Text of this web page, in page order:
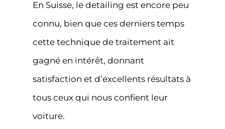
En Suisse, le detailing est encore peu
connu, bien que ces derniers temps
cette technique de traitement ait
gagné en intérêt, donnant
satisfaction et d’excellents résultats à
tous ceux qui nous confient leur
voiture.